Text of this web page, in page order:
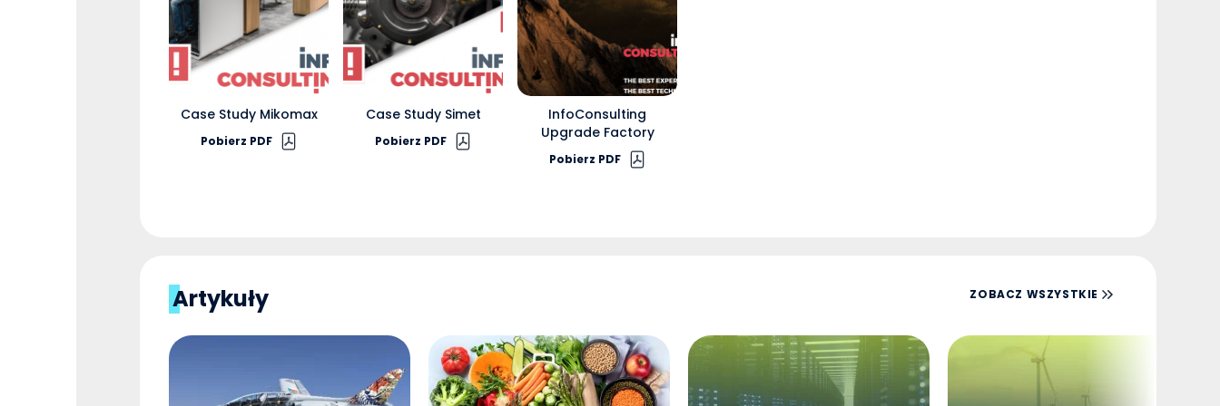
Case Study Mikomax
Pobierz PDF
Case Study Simet
Pobierz PDF
InfoConsulting
Upgrade Factory
Pobierz PDF
Artykuły ZOBACZ WSZYSTKIE